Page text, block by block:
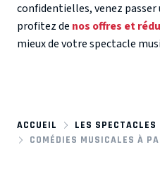
confidentielles, venez
profitez de nos offres et
mieux de votre spectacle
ACCUEIL
LES SPECTACLES
COMÉDIES MUSICALES À